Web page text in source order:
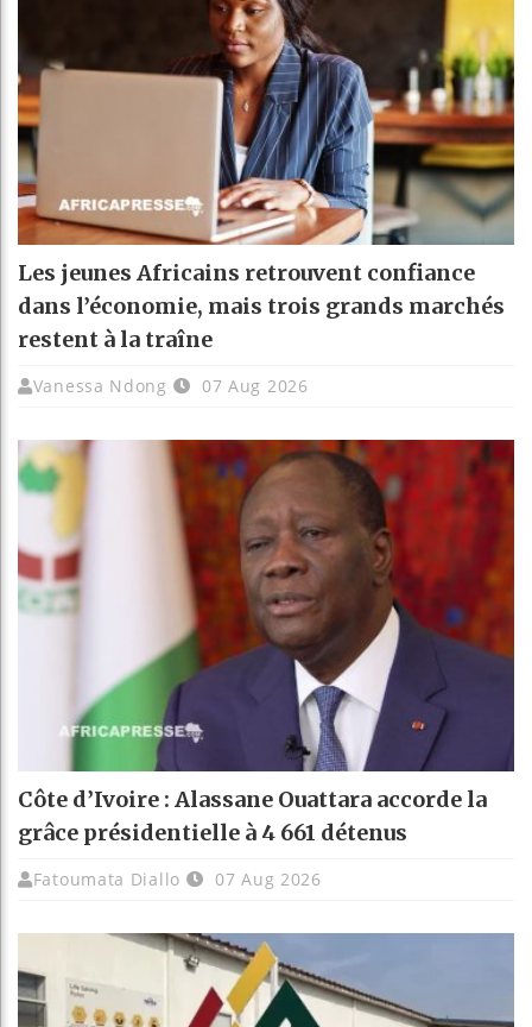
Les jeunes Africains retrouvent confiance
dans l’économie, mais trois grands marchés
restent à la traîne
Vanessa Ndong 07 Aug 2026
Côte d’Ivoire : Alassane Ouattara accorde la
grâce présidentielle à 4 661 détenus
Fatoumata Diallo 07 Aug 2026